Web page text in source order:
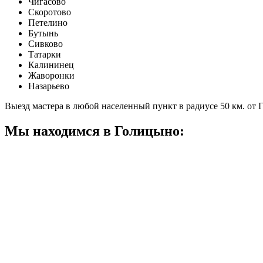
Скоротово
Петелино
Бутынь
Сивково
Татарки
Калининец
Жаворонки
Назарьево
Выезд мастера в любой населенный пункт в радиусе 50 км. от
Мы находимся в Голицыно: